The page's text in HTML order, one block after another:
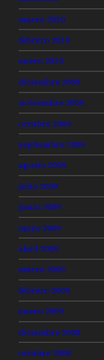
marzo 2010
febrero 2010
enero 2010
diciembre 2009
noviembre 2009
octubre 2009
septiembre 2009
agosto 2009
julio 2009
junio 2009
mayo 2009
abril 2009
marzo 2009
febrero 2009
enero 2009
diciembre 2008
octubre 2008